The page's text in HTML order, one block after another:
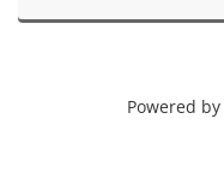
Powered by